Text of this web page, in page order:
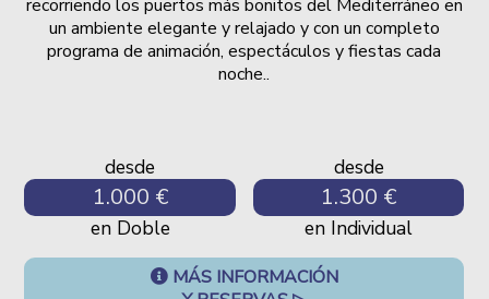
recorriendo los puertos más bonitos del Mediterráneo en
un ambiente elegante y relajado y con un completo
programa de animación, espectáculos y fiestas cada
noche..
desde
1.000 €
en Doble
desde
1.300 €
en Individual
MÁS INFORMACIÓN